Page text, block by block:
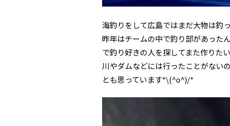
海釣りをして広島ではまだ大物は釣
昨年はチームの中で釣り部があった
で釣り好きの人を探してまた作りた
川やダムなどには行ったことがない
とも思っています*\(^o^)/*